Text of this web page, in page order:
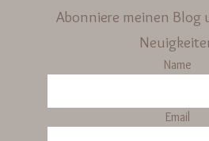
Abonniere meinen Blog
Name
Email